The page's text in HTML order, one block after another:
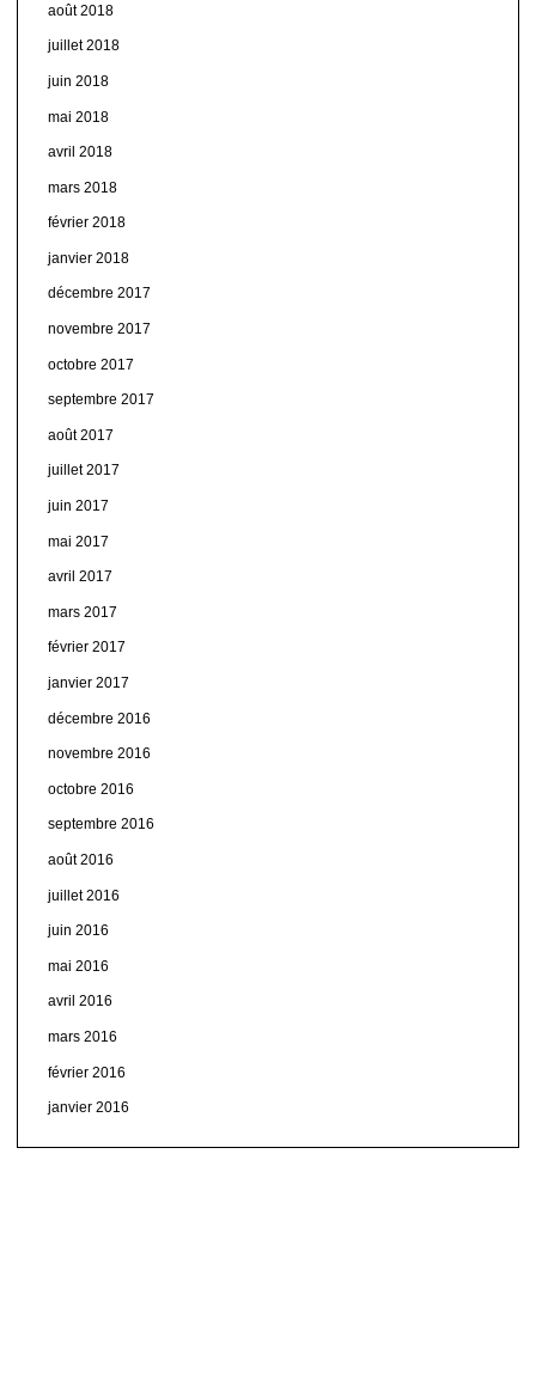
août 2018
juillet 2018
juin 2018
mai 2018
avril 2018
mars 2018
février 2018
janvier 2018
décembre 2017
novembre 2017
octobre 2017
septembre 2017
août 2017
juillet 2017
juin 2017
mai 2017
avril 2017
mars 2017
février 2017
janvier 2017
décembre 2016
novembre 2016
octobre 2016
septembre 2016
août 2016
juillet 2016
juin 2016
mai 2016
avril 2016
mars 2016
février 2016
janvier 2016